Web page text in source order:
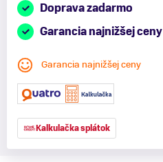
Doprava zadarmo
Garancia najnižšej ceny
Garancia najnižšej ceny
Kalkulačka splátok